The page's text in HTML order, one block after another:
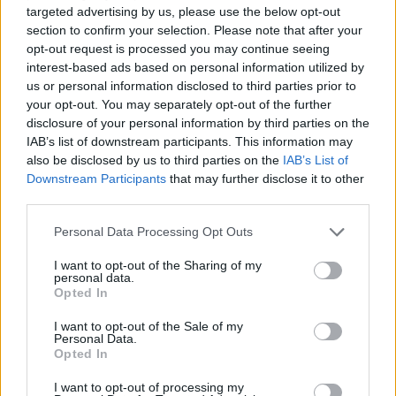
targeted advertising by us, please use the below opt-out
section to confirm your selection. Please note that after your
opt-out request is processed you may continue seeing
interest-based ads based on personal information utilized by
us or personal information disclosed to third parties prior to
your opt-out. You may separately opt-out of the further
disclosure of your personal information by third parties on the
IAB’s list of downstream participants. This information may
also be disclosed by us to third parties on the IAB’s List of
Downstream Participants that may further disclose it to other
Personal Data Processing Opt Outs
I want to opt-out of the Sharing of my
personal data.
Opted In
I want to opt-out of the Sale of my
Personal Data.
Opted In
I want to opt-out of processing my
premature